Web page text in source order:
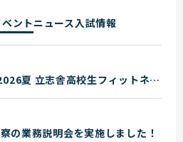
ントニュース入試情報
SUKI-1グランプリ RHF2026夏 立志舎高校生フィットネスボディコンテスト
の業務説明会を実施しました！